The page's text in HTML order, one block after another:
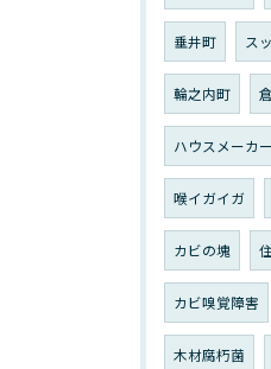
垂井町 ス
輪之内町
ハウスメーカ
喉イガイガ
カビの塊
カビ嗅覚障害
木材腐朽菌